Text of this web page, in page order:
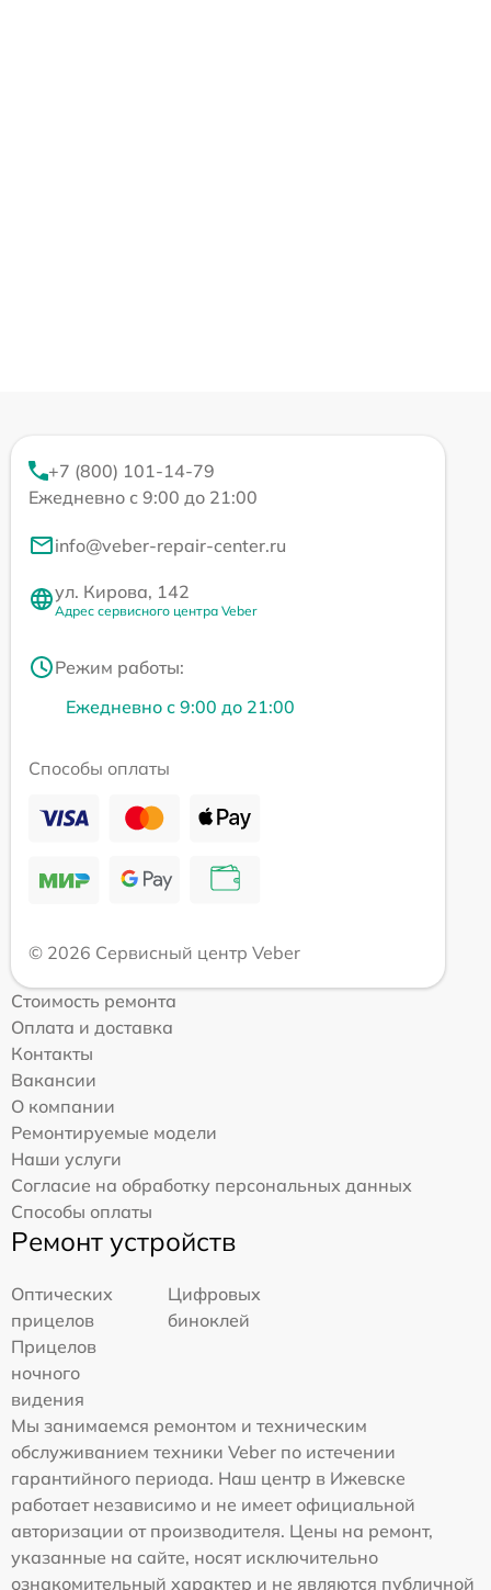
+7 (800) 101-14-79
Ежедневно с 9:00 до 21:00
info@veber-repair-center.ru
ул. Кирова, 142
Адрес сервисного центра Veber
Режим работы:
Ежедневно с 9:00 до 21:00
Способы оплаты
© 2026 Сервисный центр Veber
Стоимость ремонта
Оплата и доставка
Контакты
Вакансии
О компании
Ремонтируемые модели
Наши услуги
Согласие на обработку персональных данных
Способы оплаты
Ремонт устройств
Оптических
прицелов
Цифровых
биноклей
Прицелов
ночного
видения
Мы занимаемся ремонтом и техническим
обслуживанием техники Veber по истечении
гарантийного периода. Наш центр в Ижевске
работает независимо и не имеет официальной
авторизации от производителя. Цены на ремонт,
указанные на сайте, носят исключительно
ознакомительный характер и не являются публичной